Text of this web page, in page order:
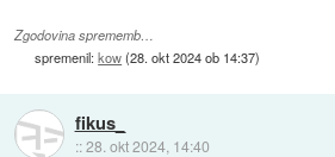
Zgodovina sprememb…
spremenil:kow(28. okt 2024 ob 14:37)
fikus_
::28. okt 2024, 14:40